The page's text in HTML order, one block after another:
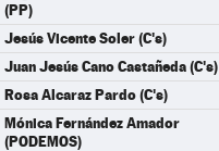
(PP)
Jesús Vicente Soler (C's)
Juan Jesús Cano Castañeda (C's)
Rosa Alcaraz Pardo (C's)
Mónica Fernández Amador
(PODEMOS)